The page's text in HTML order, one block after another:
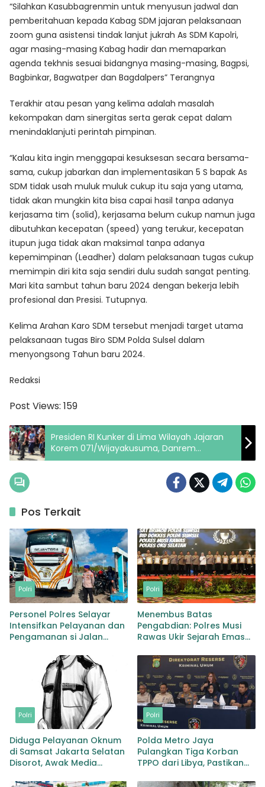
“Silahkan Kasubbagrenmin untuk menyusun jadwal dan
pemberitahuan kepada Kabag SDM jajaran pelaksanaan
zoom guna asistensi tindak lanjut jukrah As SDM Kapolri,
agar masing-masing Kabag hadir dan memaparkan
agenda tekhnis sesuai bidangnya masing-masing, Bagpsi,
Bagbinkar, Bagwatper dan Bagdalpers” Terangnya
Terakhir atau pesan yang kelima adalah masalah
kekompakan dam sinergitas serta gerak cepat dalam
menindaklanjuti perintah pimpinan.
“Kalau kita ingin menggapai kesuksesan secara bersama-
sama, cukup jabarkan dan implementasikan 5 S bapak As
SDM tidak usah muluk muluk cukup itu saja yang utama,
tidak akan mungkin kita bisa capai hasil tanpa adanya
kerjasama tim (solid), kerjasama belum cukup namun juga
dibutuhkan kecepatan (speed) yang terukur, kecepatan
itupun juga tidak akan maksimal tanpa adanya
kepemimpinan (Leadher) dalam pelaksanaan tugas cukup
memimpin diri kita saja sendiri dulu sudah sangat penting.
Mari kita sambut tahun baru 2024 dengan bekerja lebih
profesional dan Presisi. Tutupnya.
Kelima Arahan Karo SDM tersebut menjadi target utama
pelaksanaan tugas Biro SDM Polda Sulsel dalam
menyongsong Tahun baru 2024.
Redaksi
Post Views: 159
Presiden RI Kunker di Lima Wilayah Jajaran
Korem 071/Wijayakusuma, Danrem
071/Wijayakusuma Terjun Langsung Pantau
Pos Terkait
Polri
Personel Polres Selayar
Intensifkan Pelayanan dan
Pengamanan si Jalan
Masyarakat, Hingga
Pelabuhan
Polri
Menembus Batas
Pengabdian: Polres Musi
Rawas Ukir Sejarah Emas
Bawah Kepemimpinan
AKBP Agung Adhitya
Prananta
Polri
Diduga Pelayanan Oknum
di Samsat Jakarta Selatan
Disorot, Awak Media
Polri
Polda Metro Jaya
Pulangkan Tiga Korban
TPPO dari Libya, Pastikan